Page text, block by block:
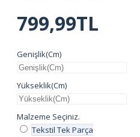
799,99TL
Genişlik(Cm)
Yükseklik(Cm)
Malzeme Seçiniz.
Tekstil Tek Parça